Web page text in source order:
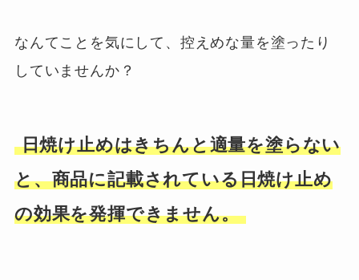
なんてことを気にして、控えめな量を塗ったり
していませんか？
日焼け止めはきちんと適量を塗らない
と、商品に記載されている日焼け止め
の効果を発揮できません。